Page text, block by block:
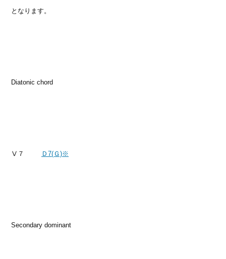
となります。
Diatonic chord
Ⅴ７ Ｄ7(Ｇ)※
Secondary dominant